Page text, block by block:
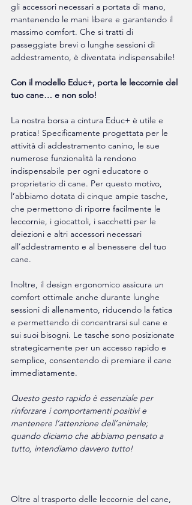
gli accessori necessari a portata di mano,
mantenendo le mani libere e garantendo il
massimo comfort. Che si tratti di
passeggiate brevi o lunghe sessioni di
addestramento, è diventata indispensabile!
Con il modello Educ+, porta le leccornie del
tuo cane… e non solo!
La nostra borsa a cintura Educ+ è utile e
pratica! Specificamente progettata per le
attività di addestramento canino, le sue
numerose funzionalità la rendono
indispensabile per ogni educatore o
proprietario di cane. Per questo motivo,
l’abbiamo dotata di cinque ampie tasche,
che permettono di riporre facilmente le
leccornie, i giocattoli, i sacchetti per le
deiezioni e altri accessori necessari
all’addestramento e al benessere del tuo
cane.
Inoltre, il design ergonomico assicura un
comfort ottimale anche durante lunghe
sessioni di allenamento, riducendo la fatica
e permettendo di concentrarsi sul cane e
sui suoi bisogni. Le tasche sono posizionate
strategicamente per un accesso rapido e
semplice, consentendo di premiare il cane
immediatamente.
Questo gesto rapido è essenziale per
rinforzare i comportamenti positivi e
mantenere l’attenzione dell’animale;
quando diciamo che abbiamo pensato a
tutto, intendiamo davvero tutto!
Oltre al trasporto delle leccornie del cane,